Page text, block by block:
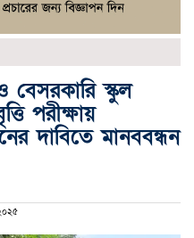
ও বেসরকারি স্কুল
পরীক্ষায়
দাবিতে মানববন্ধন